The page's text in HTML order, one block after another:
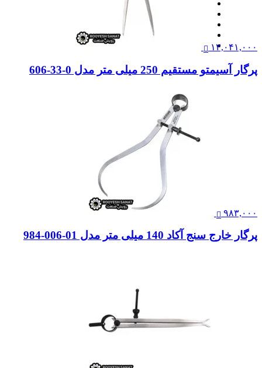
۱۲,۰۴۱,۰۰۰
پرگار آسیمتو مستقیم 250 میلی متر مدل 0-33-606
۹۸۳,۰۰۰
پرگار خارج سنج آکاد 140 میلی متر مدل 01-006-984